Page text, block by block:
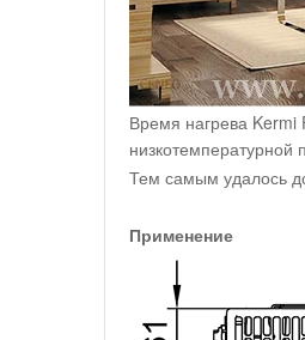
Время нагрева
низкотемпературной
Тем самым удалось
Применение